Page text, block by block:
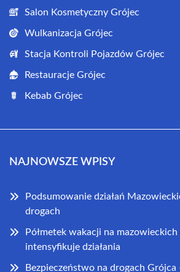
Salon Kosmetyczny Grójec
Wulkanizacja Grójec
Stacja Kontroli Pojazdów Grójec
Restauracje Grójec
Kebab Grójec
NAJNOWSZE WPISY
Podsumowanie działań
drogach
Półmetek wakacji na
intensyfikuje działania
Bezpieczeństwo na drogach Grójca